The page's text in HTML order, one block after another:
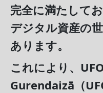
完全に満たして
デジタル資産の
あります。
これにより、
Gurendaizā（